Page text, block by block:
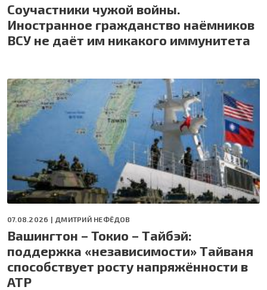
Соучастники чужой войны.
Иностранное гражданство наёмников
ВСУ не даёт им никакого иммунитета
07.08.2026 | ДМИТРИЙ НЕФЁДОВ
Вашингтон – Токио – Тайбэй:
поддержка «независимости» Тайваня
способствует росту напряжённости в
АТР